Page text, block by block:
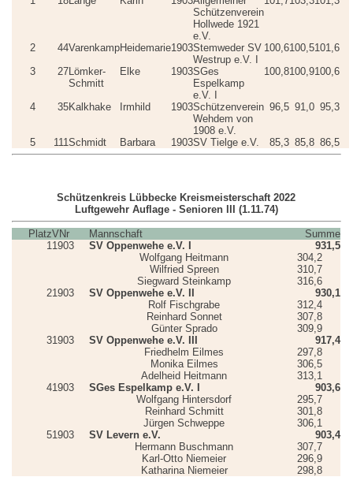
Schützenverein
Hollwede 1921
e.V.
2 44VarenkampHeidemarie1903Stemweder SV
Westrup e.V. I
100,6100,5101,6
3
27Lömker-
Schmitt
Elke 1903SGes
Espelkamp
e.V. I
100,8100,9100,6
4 35Kalkhake Irmhild 1903Schützenverein
Wehdem von
1908 e.V.
96,5 91,0 95,3
5 111Schmidt Barbara 1903SV Tielge e.V. 85,3 85,8 86,5
Schützenkreis Lübbecke Kreismeisterschaft 2022
Luftgewehr Auflage - Senioren III (1.11.74)
PlatzVNr Mannschaft
Summe
1 1903 SV Oppenwehe e.V. I
931,5
Wolfgang Heitmann
304,2
Wilfried Spreen
310,7
Siegward Steinkamp
316,6
21903 SV Oppenwehe e.V. II
930,1
Rolf Fischgrabe
312,4
Reinhard Sonnet
307,8
Günter Sprado
309,9
31903 SV Oppenwehe e.V. III
917,4
Friedhelm Eilmes
297,8
Monika Eilmes
306,5
Adelheid Heitmann
313,1
41903 SGes Espelkamp e.V. I
903,6
Wolfgang Hintersdorf
295,7
Reinhard Schmitt
301,8
Jürgen Schweppe
306,1
51903 SV Levern e.V.
903,4
Hermann Buschmann
307,7
Karl-Otto Niemeier
296,9
Katharina Niemeier
298,8